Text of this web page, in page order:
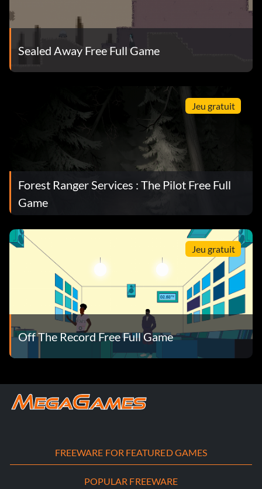
Sealed Away Free Full Game
Jeu gratuit
Forest Ranger Services : The Pilot Free Full
Game
Jeu gratuit
Off The Record Free Full Game
FREEWARE FOR FEATURED GAMES
POPULAR FREEWARE